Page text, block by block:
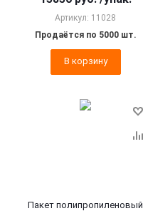
Артикул: 11028
Продаётся по 5000 шт.
В корзину
Пакет полипропиленовый